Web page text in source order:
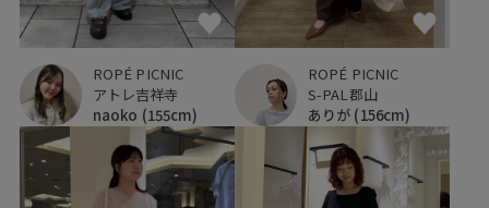
ROPÉ PICNIC
アトレ吉祥寺
naoko (155cm)
ROPÉ PICNIC
S-PAL郡山
ありが (156cm)